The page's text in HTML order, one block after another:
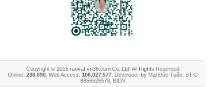
Copyright © 2015 raovat.vn38.com Co.,Ltd. All Rights Reserved
Online: 238.090 , Web Access: 106.027.577 . Developer by Mai Đức Tuấn, STK:
8856526578, BIDV